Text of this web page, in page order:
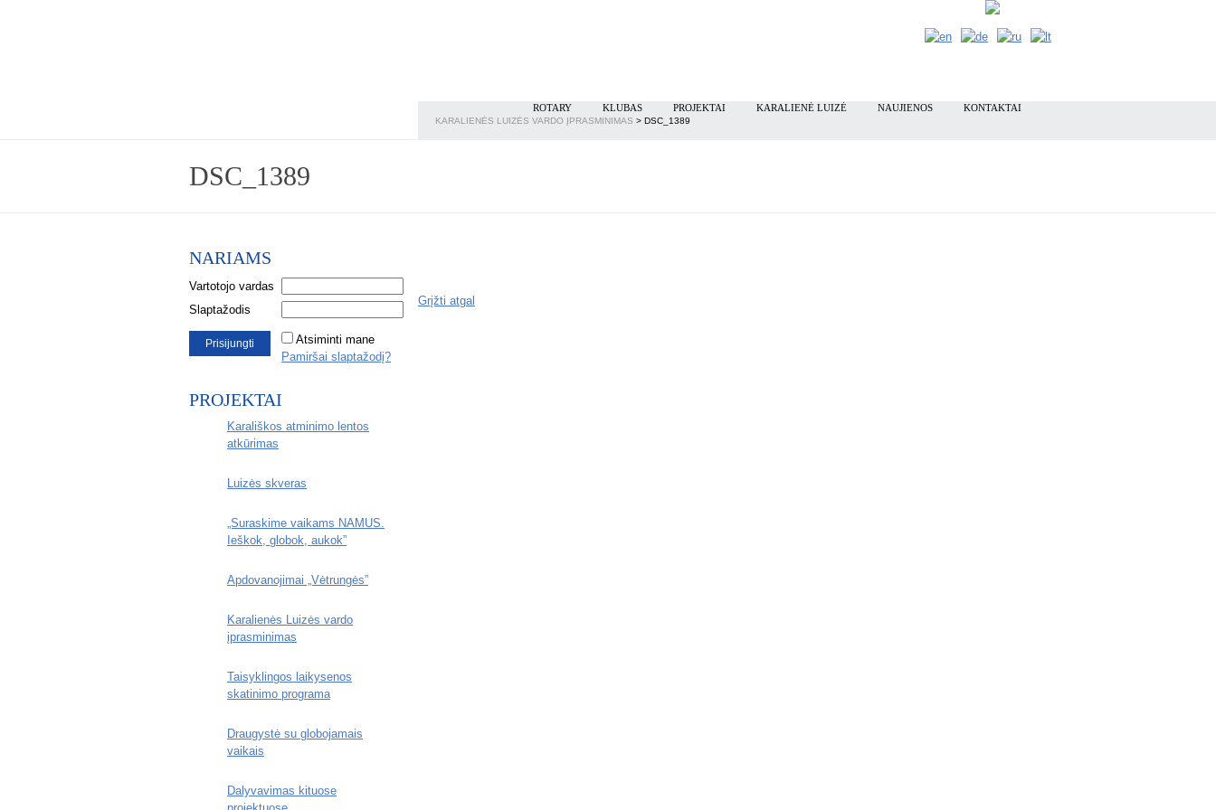
ROTARY KLUBAS PROJEKTAI KARALIENĖ LUIZĖ NAUJIENOS KONTAKTAI
KARALIENĖS LUIZĖS VARDO ĮPRASMINIMAS > DSC_1389
DSC_1389
NARIAMS
Vartotojo vardas
Slaptažodis
Atsiminti mane
Pamiršai slaptažodį?
PROJEKTAI
Karališkos atminimo lentos
atkūrimas
Luizės skveras
„Suraskime vaikams NAMUS.
Ieškok, globok, aukok”
Apdovanojimai „Vėtrungės”
Karalienės Luizės vardo
įprasminimas
Taisyklingos laikysenos
skatinimo programa
Draugystė su globojamais
vaikais
Dalyvavimas kituose
Grįžti atgal